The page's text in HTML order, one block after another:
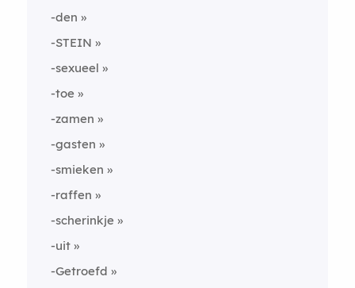
-den
-STEIN
-sexueel
-toe
-zamen
-gasten
-smieken
-raffen
-scherinkje
-uit
-Getroefd